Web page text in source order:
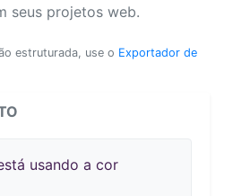
seus projetos web.
estruturada, use o Exportador de
usando a cor